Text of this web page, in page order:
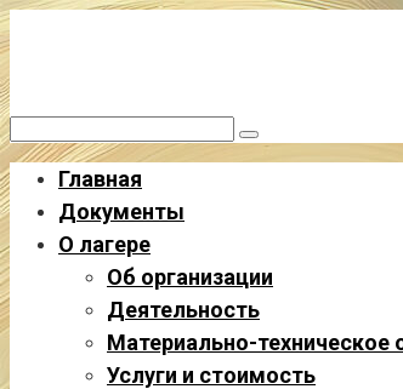
Перейти
к
контенту
Поиск:
Главная
Документы
О лагере
Об организации
Деятельность
Материально-техническое
Услуги и стоимость